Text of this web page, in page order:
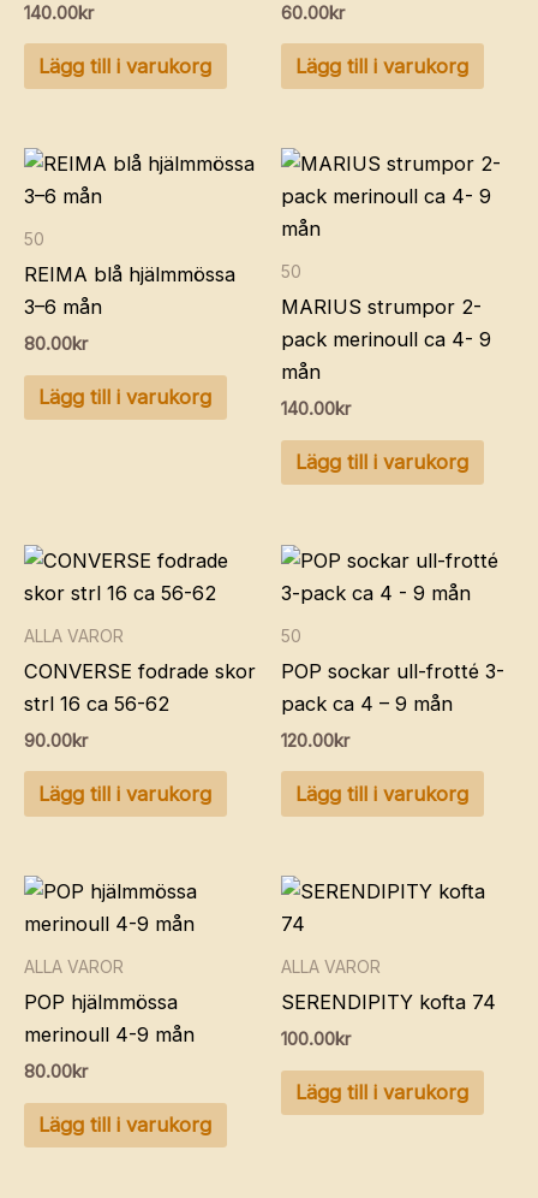
140.00kr
Lägg till i varukorg
60.00kr
Lägg till i varukorg
50
REIMA blå hjälmmössa
3–6 mån
80.00kr
Lägg till i varukorg
50
MARIUS strumpor 2-
pack merinoull ca 4- 9
mån
140.00kr
Lägg till i varukorg
ALLA VAROR
CONVERSE fodrade skor
strl 16 ca 56-62
90.00kr
Lägg till i varukorg
50
POP sockar ull-frotté 3-
pack ca 4 – 9 mån
120.00kr
Lägg till i varukorg
ALLA VAROR
POP hjälmmössa
merinoull 4-9 mån
80.00kr
Lägg till i varukorg
ALLA VAROR
SERENDIPITY kofta 74
100.00kr
Lägg till i varukorg